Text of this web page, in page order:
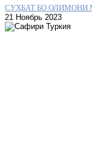
СУҲБАТ БО
21 Ноябрь 2023